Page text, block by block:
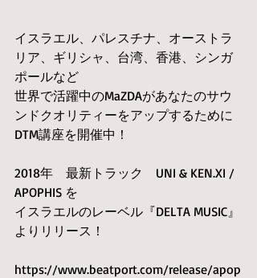
イスラエル、パレスチナ、オーストラ
リア、ギリシャ、台湾、香港、シンガ
ポールなど
世界で活躍中のMaZDAがあなたのサウ
ンドクオリティーをアップするために
DTM講座を開催中！
2018年　最新トラック　UNI & KEN.XI /
APOPHIS を
イスラエルのレーベル『DELTA MUSIC』
よりリリース！
https://www.beatport.com/release/apop